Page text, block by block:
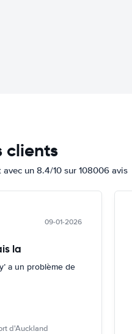
clients
un 8.4/10 sur 108006 avis
09-01-2026
la
a un problème de
d'Auckland